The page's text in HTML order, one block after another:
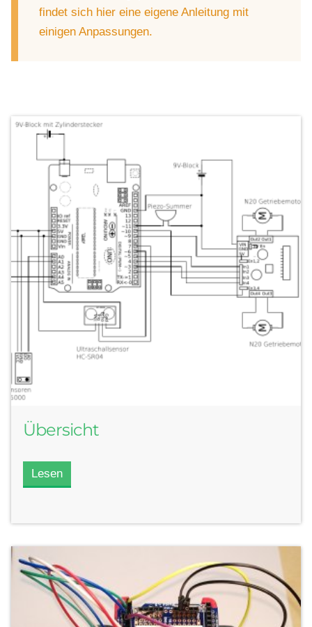
findet sich hier eine eigene Anleitung mit
einigen Anpassungen.
Übersicht
Lesen